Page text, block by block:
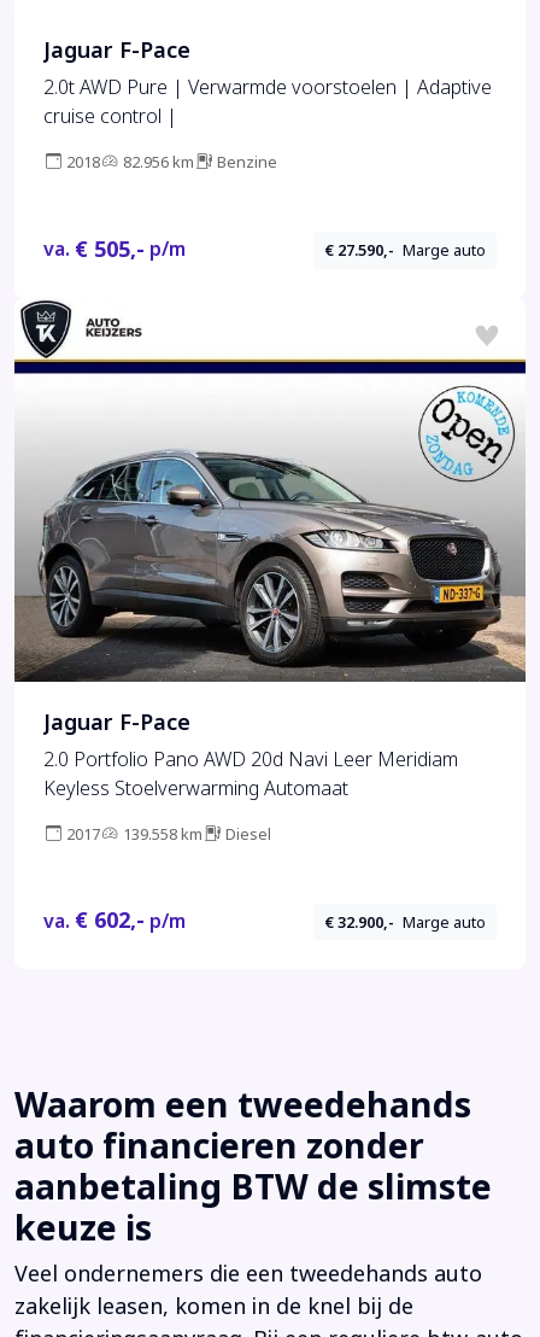
Jaguar F-Pace
2.0t AWD Pure | Verwarmde voorstoelen | Adaptive
cruise control |
2018 82.956 km Benzine
va. € 505,- p/m € 27.590,- Marge auto
Jaguar F-Pace
2.0 Portfolio Pano AWD 20d Navi Leer Meridiam
Keyless Stoelverwarming Automaat
2017 139.558 km Diesel
va. € 602,- p/m € 32.900,- Marge auto
Waarom een tweedehands
auto financieren zonder
aanbetaling BTW de slimste
keuze is
Veel ondernemers die een tweedehands auto
zakelijk leasen, komen in de knel bij de